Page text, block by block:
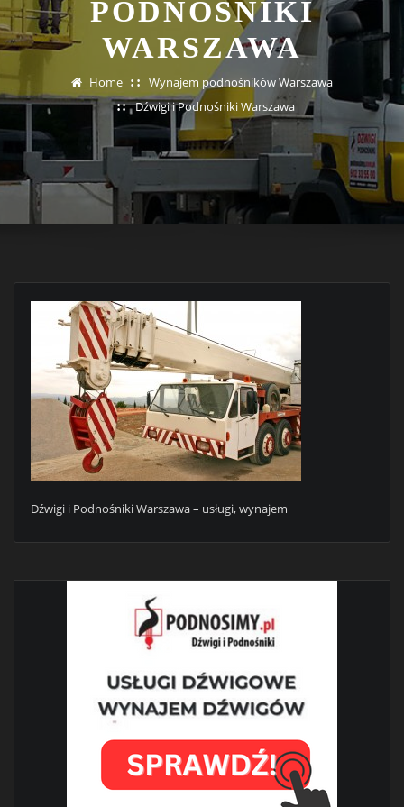
PODNOŚNIKI
WARSZAWA
Home
Wynajem podnośników Warszawa
Dźwigi i Podnośniki Warszawa
Dźwigi i Podnośniki Warszawa – usługi, wynajem